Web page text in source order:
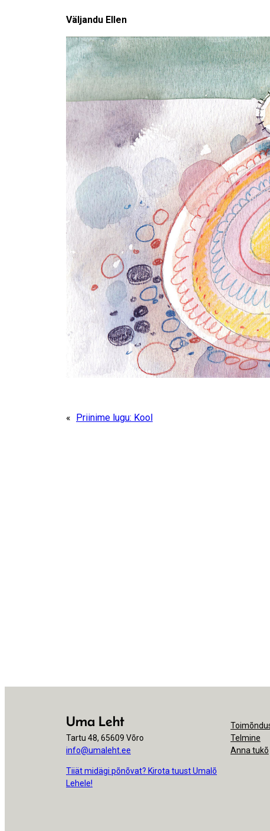
Väljandu Ellen
« Priinime lugu: Kool
Uma Leht
Tartu 48, 65609 Võro
info@umaleht.ee
Tiiät midägi põnõvat? Kirota tuust Umalõ
Lehele!
Telmine
Anna tukõ